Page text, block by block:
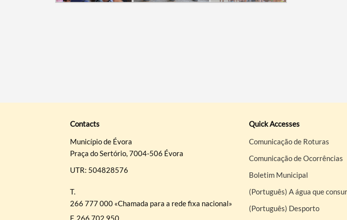
Contacts
Município de Évora
Praça do Sertório, 7004-506 Évora
UTR: 504828576
T.
266 777 000 «Chamada para a rede fixa nacional»
F. 266 702 950
Quick Accesses
Comunicação de Roturas
Comunicação de Ocorrências
Boletim Municipal
(Português) A água que
(Português) Desporto